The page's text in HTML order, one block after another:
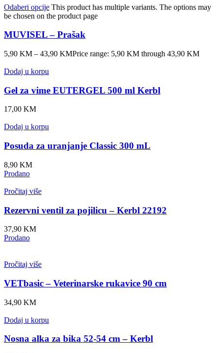
Odaberi opcije This product has multiple variants. The options may
be chosen on the product page
MUVISEL – Prašak
5,90 KM – 43,90 KMPrice range: 5,90 KM through 43,90 KM
Dodaj u korpu
Gel za vime EUTERGEL 500 ml Kerbl
17,00 KM
Dodaj u korpu
Posuda za uranjanje Classic 300 mL
8,90 KM
Prodano
Pročitaj više
Rezervni ventil za pojilicu – Kerbl 22192
37,90 KM
Prodano
Pročitaj više
VETbasic – Veterinarske rukavice 90 cm
34,90 KM
Dodaj u korpu
Nosna alka za bika 52-54 cm – Kerbl